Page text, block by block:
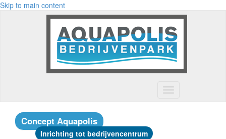
Skip to main content
Toggle
navigation
Concept Aquapolis
Inrichting tot bedrijvencentrum